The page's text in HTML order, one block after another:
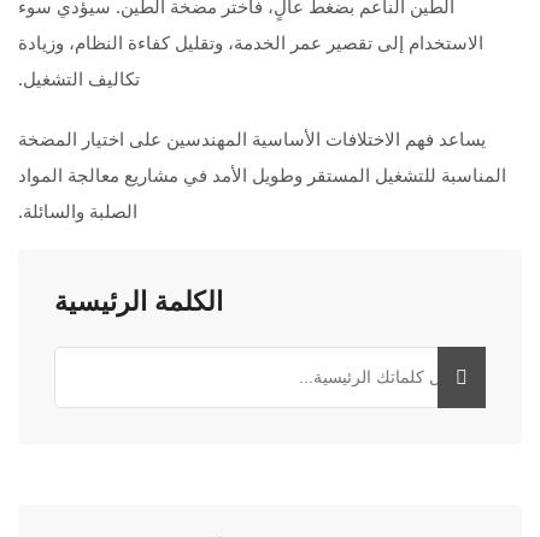
الطين الناعم بضغط عالٍ، فاختر مضخة الطين. سيؤدي سوء
الاستخدام إلى تقصير عمر الخدمة، وتقليل كفاءة النظام، وزيادة
تكاليف التشغيل.
يساعد فهم الاختلافات الأساسية المهندسين على اختيار المضخة
المناسبة للتشغيل المستقر وطويل الأمد في مشاريع معالجة المواد
الصلبة والسائلة.
الكلمة الرئيسية